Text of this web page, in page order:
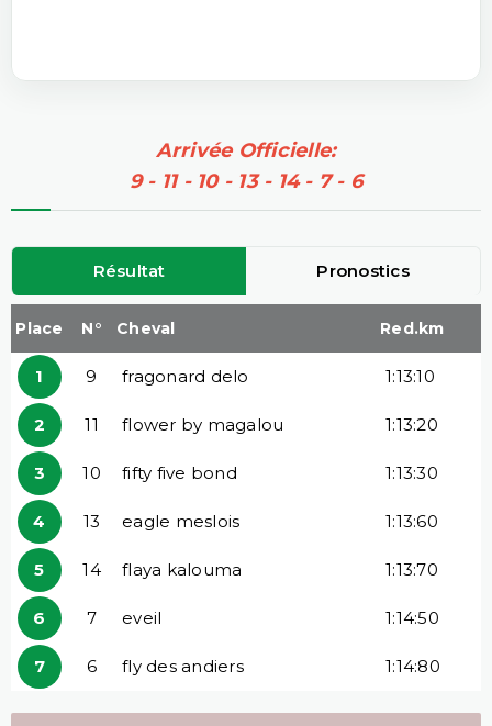
Arrivée Officielle:
9 - 11 - 10 - 13 - 14 - 7 - 6
Résultat Pronostics
Place N° Cheval Red.km
1 9 fragonard delo 1:13:10
2 11 flower by magalou 1:13:20
3 10 fifty five bond 1:13:30
4 13 eagle meslois 1:13:60
5 14 flaya kalouma 1:13:70
6 7 eveil 1:14:50
7 6 fly des andiers 1:14:80